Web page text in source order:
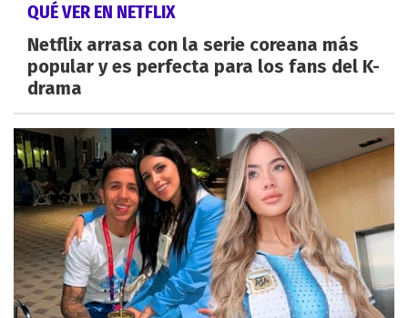
QUÉ VER EN NETFLIX
Netflix arrasa con la serie coreana más
popular y es perfecta para los fans del K-
drama